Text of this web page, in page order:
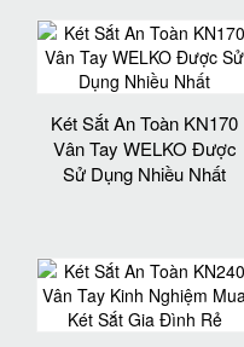
Két Sắt An Toàn KN170
Vân Tay WELKO Được
Sử Dụng Nhiều Nhất